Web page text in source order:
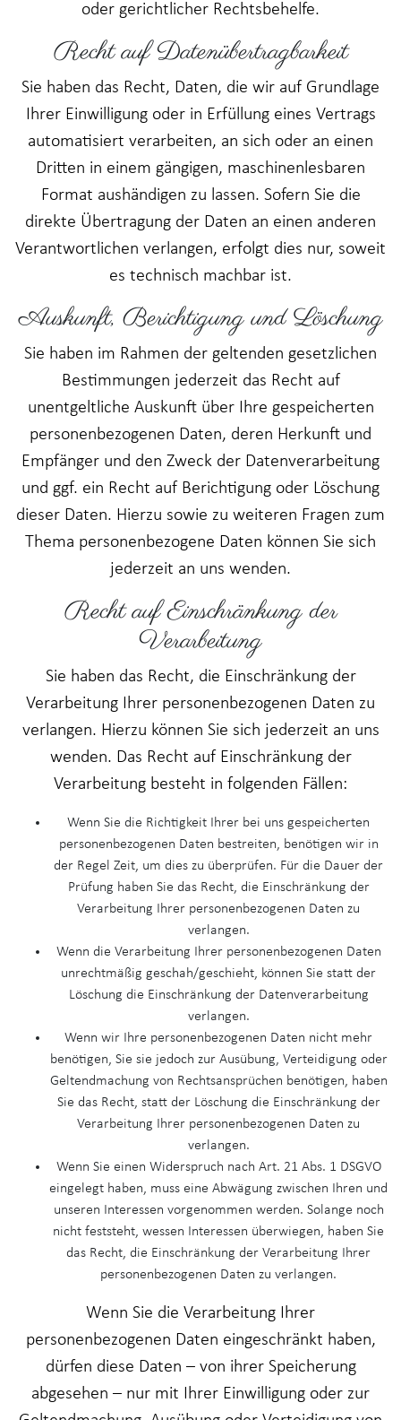
oder gerichtlicher Rechtsbehelfe.
Recht auf Daten­übertrag­barkeit
Sie haben das Recht, Daten, die wir auf Grundlage
Ihrer Einwilligung oder in Erfüllung eines Vertrags
automatisiert verarbeiten, an sich oder an einen
Dritten in einem gängigen, maschinenlesbaren
Format aushändigen zu lassen. Sofern Sie die
direkte Übertragung der Daten an einen anderen
Verantwortlichen verlangen, erfolgt dies nur, soweit
es technisch machbar ist.
Auskunft, Berichtigung und Löschung
Sie haben im Rahmen der geltenden gesetzlichen
Bestimmungen jederzeit das Recht auf
unentgeltliche Auskunft über Ihre gespeicherten
personenbezogenen Daten, deren Herkunft und
Empfänger und den Zweck der Datenverarbeitung
und ggf. ein Recht auf Berichtigung oder Löschung
dieser Daten. Hierzu sowie zu weiteren Fragen zum
Thema personenbezogene Daten können Sie sich
jederzeit an uns wenden.
Recht auf Einschränkung der
Verarbeitung
Sie haben das Recht, die Einschränkung der
Verarbeitung Ihrer personenbezogenen Daten zu
verlangen. Hierzu können Sie sich jederzeit an uns
wenden. Das Recht auf Einschränkung der
Verarbeitung besteht in folgenden Fällen:
Wenn Sie die Richtigkeit Ihrer bei uns gespeicherten
personenbezogenen Daten bestreiten, benötigen wir in
der Regel Zeit, um dies zu überprüfen. Für die Dauer der
Prüfung haben Sie das Recht, die Einschränkung der
Verarbeitung Ihrer personenbezogenen Daten zu
verlangen.
Wenn die Verarbeitung Ihrer personenbezogenen Daten
unrechtmäßig geschah/geschieht, können Sie statt der
Löschung die Einschränkung der Datenverarbeitung
verlangen.
Wenn wir Ihre personenbezogenen Daten nicht mehr
benötigen, Sie sie jedoch zur Ausübung, Verteidigung oder
Geltendmachung von Rechtsansprüchen benötigen, haben
Sie das Recht, statt der Löschung die Einschränkung der
Verarbeitung Ihrer personenbezogenen Daten zu
verlangen.
Wenn Sie einen Widerspruch nach Art. 21 Abs. 1 DSGVO
eingelegt haben, muss eine Abwägung zwischen Ihren und
unseren Interessen vorgenommen werden. Solange noch
nicht feststeht, wessen Interessen überwiegen, haben Sie
das Recht, die Einschränkung der Verarbeitung Ihrer
personenbezogenen Daten zu verlangen.
Wenn Sie die Verarbeitung Ihrer
personenbezogenen Daten eingeschränkt haben,
dürfen diese Daten – von ihrer Speicherung
abgesehen – nur mit Ihrer Einwilligung oder zur